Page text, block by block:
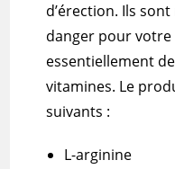
d’érection. Ils
danger pour votre
essentiellement
vitamines. Le
suivants :
L-arginine